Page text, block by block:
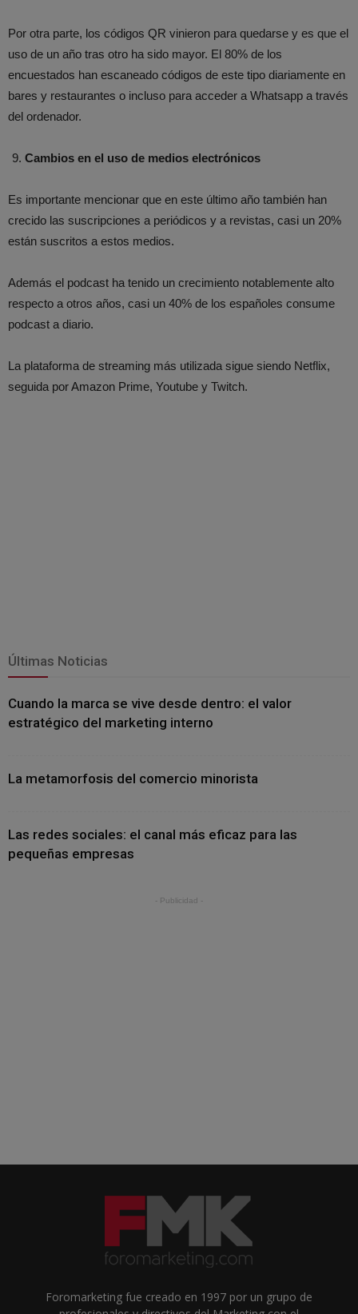
Por otra parte, los códigos QR vinieron para quedarse y es que el
uso de un año tras otro ha sido mayor. El 80% de los
encuestados han escaneado códigos de este tipo diariamente en
bares y restaurantes o incluso para acceder a Whatsapp a través
del ordenador.
Cambios en el uso de medios electrónicos
Es importante mencionar que en este último año también han
crecido las suscripciones a periódicos y a revistas, casi un 20%
están suscritos a estos medios.
Además el podcast ha tenido un crecimiento notablemente alto
respecto a otros años, casi un 40% de los españoles consume
podcast a diario.
La plataforma de streaming más utilizada sigue siendo Netflix,
seguida por Amazon Prime, Youtube y Twitch.
Últimas Noticias
Cuando la marca se vive desde dentro: el valor
estratégico del marketing interno
La metamorfosis del comercio minorista
Las redes sociales: el canal más eficaz para las
pequeñas empresas
- Publicidad -
Foromarketing fue creado en 1997 por un grupo de